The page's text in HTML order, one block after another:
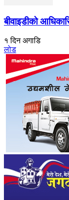
बीवाइडीको
१ दिन अगाडि
लोड